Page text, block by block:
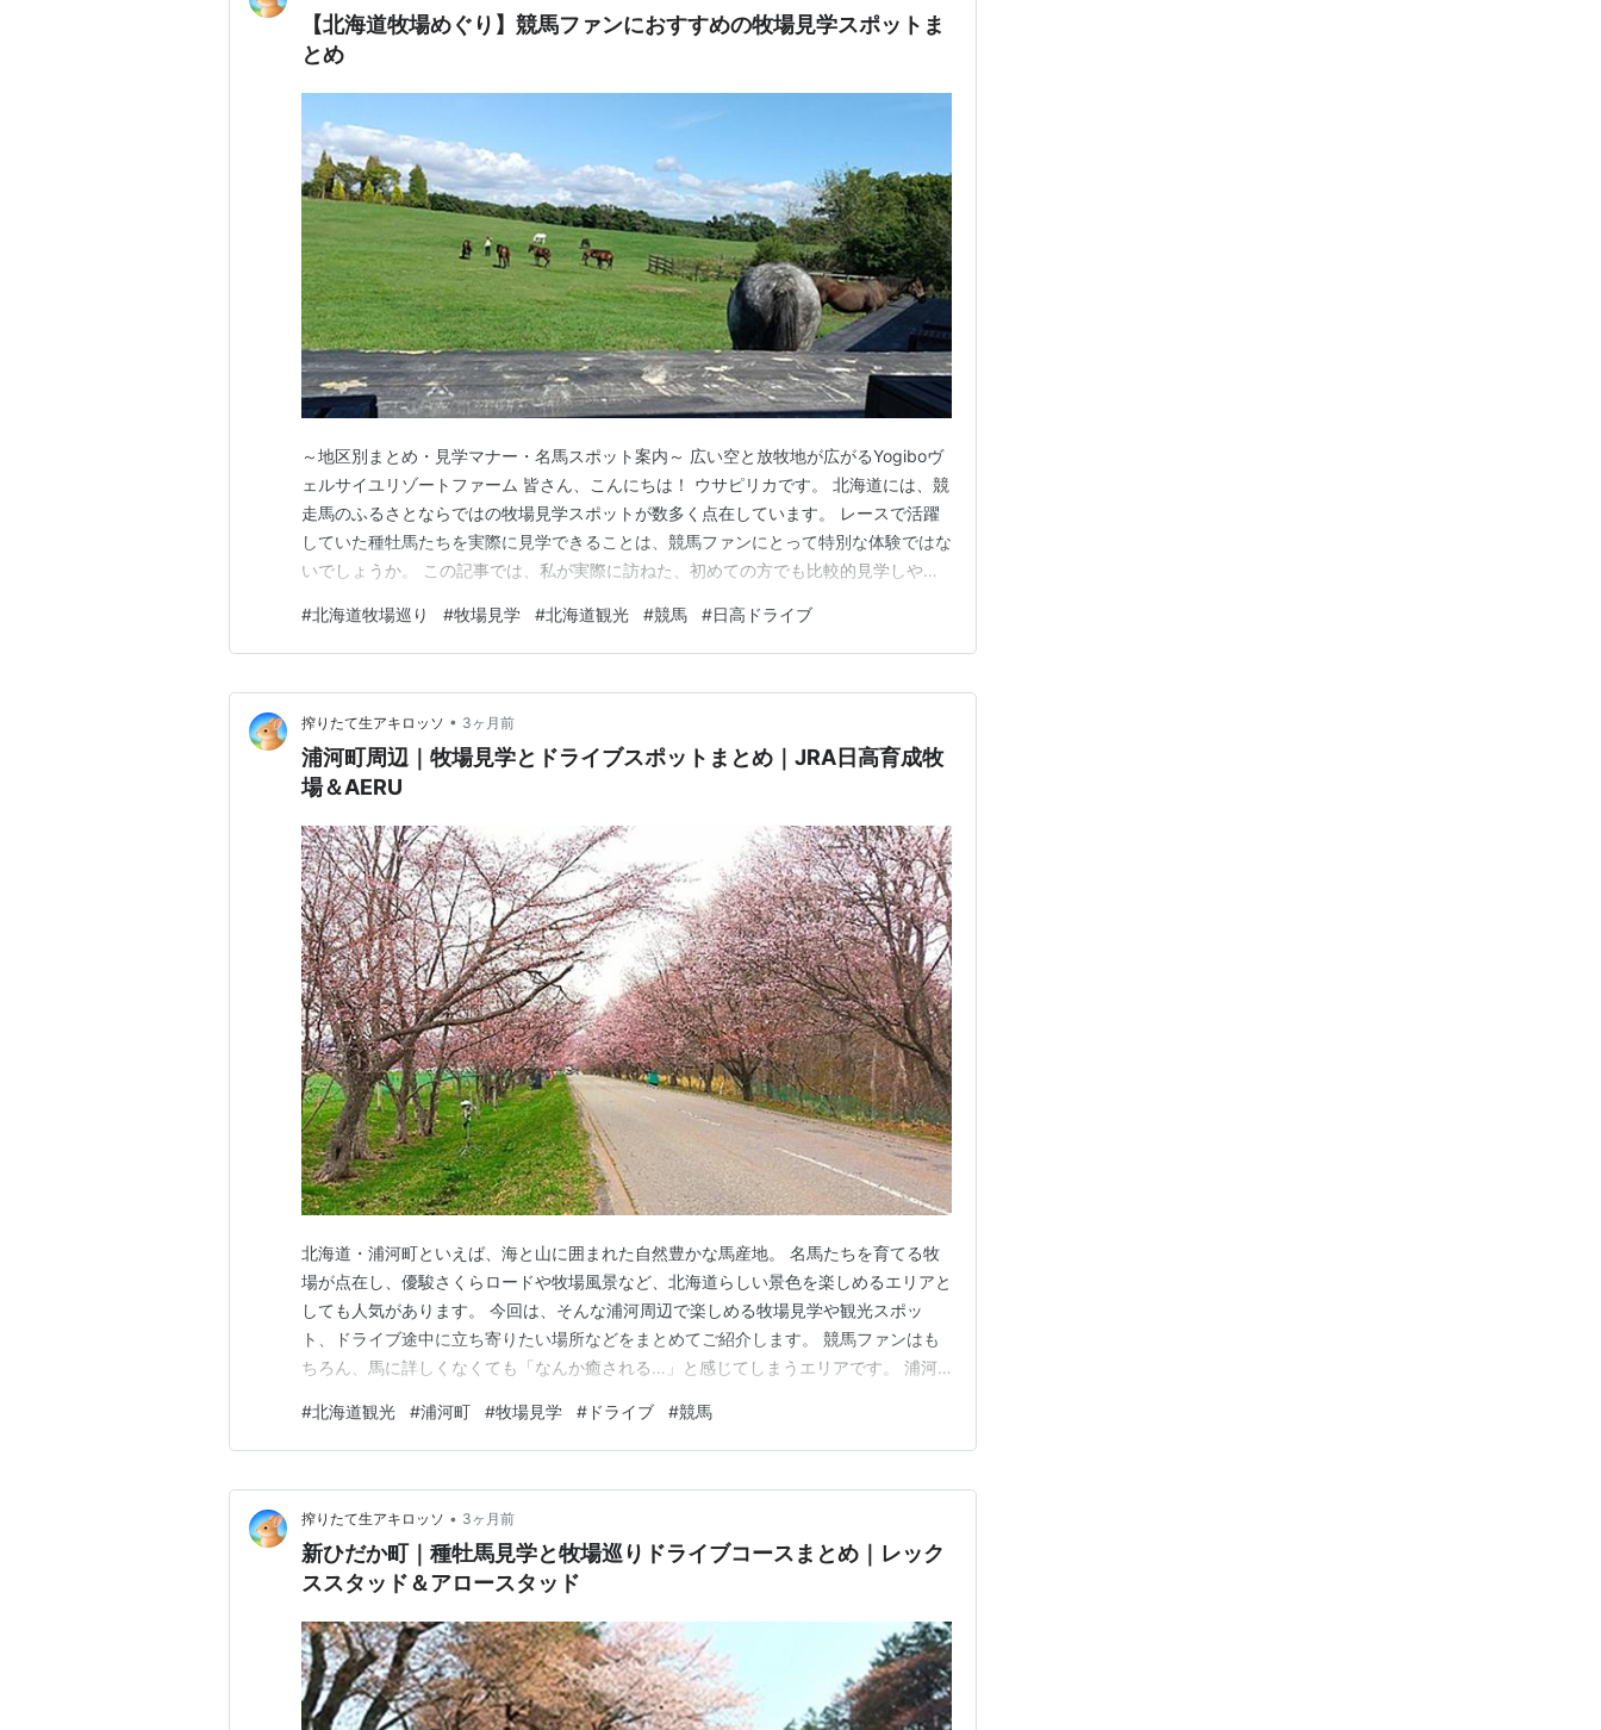
【北海道牧場めぐり】競馬ファンにおすすめの牧場見学スポットま
とめ
～地区別まとめ・見学マナー・名馬スポット案内～ 広い空と放牧地が広がるYogiboヴ
ェルサイユリゾートファーム 皆さん、こんにちは！ ウサピリカです。 北海道には、競
走馬のふるさとならではの牧場見学スポットが数多く点在しています。 レースで活躍
していた種牡馬たちを実際に見学できることは、競馬ファンにとって特別な体験ではな
いでしょうか。 この記事では、私が実際に訪ねた、初めての方でも比較的見学しやす
光を楽しみながら、牧場めぐりやドライブを満喫できるスポットをまとめました。 北
海道で牧場見学を楽しむために 見学前に知って…
#北海道牧場巡り #牧場見学 #北海道観光 #競馬 #日高ドライブ
搾りたて生アキロッソ • 3ヶ月前
浦河町周辺｜牧場見学とドライブスポットまとめ｜JRA日高育成牧
場＆AERU
北海道・浦河町といえば、海と山に囲まれた自然豊かな馬産地。 名馬たちを育てる牧
場が点在し、優駿さくらロードや牧場風景など、北海道らしい景色を楽しめるエリアと
しても人気があります。 今回は、そんな浦河周辺で楽しめる牧場見学や観光スポッ
ト、ドライブ途中に立ち寄りたい場所などをまとめてご紹介します。 競馬ファンはも
ちろん、馬に詳しくなくても「なんか癒される…」と感じてしまうエリアです。 浦河
めドライブコース（回り方の一例） AERU周辺 JRA日高育成牧場 浦河周辺・寄り道ス
ポット エヤム 浦河町立郷土博物館 浦河…
#北海道観光 #浦河町 #牧場見学 # ドライブ #競馬
搾りたて生アキロッソ • 3ヶ月前
新ひだか町｜種牡馬見学と牧場巡りドライブコースまとめ｜レック
ススタッド＆アロースタッド